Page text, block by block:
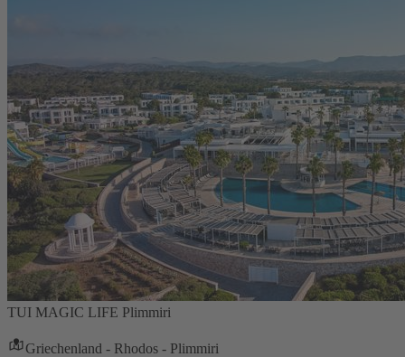
TUI MAGIC LIFE Plimmiri
Griechenland - Rhodos - Plimmiri